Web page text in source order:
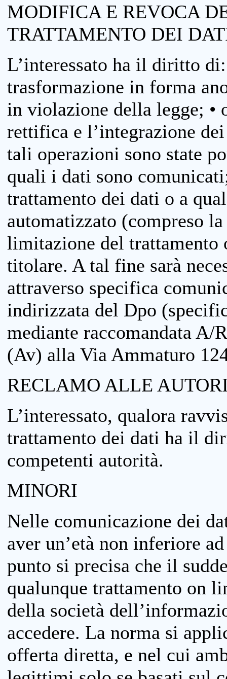
MODIFICA E REVOCA
TRATTAMENTO DEI
L’interessato ha il diritto
trasformazione in forma
in violazione della legge; •
rettifica e l’integrazione
tali operazioni sono state
quali i dati sono
trattamento dei dati o a
automatizzato (compreso
limitazione del trattamento
titolare. A tal fine sarà
attraverso specifica
indirizzata del Dpo
mediante raccomandata
(Av) alla Via Ammaturo
RECLAMO ALLE
L’interessato, qualora
trattamento dei dati ha il
competenti autorità.
MINORI
Nelle comunicazione dei
aver un’età non inferiore
punto si precisa che il
qualunque trattamento on
della società
accedere. La norma si
offerta diretta, e nel cui